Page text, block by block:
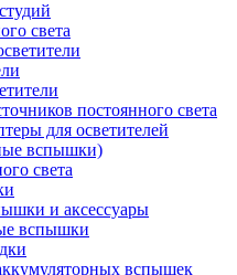
света
постоянного света
для осветителей
вспышки)
света
и аксессуары
вспышки
вспышек